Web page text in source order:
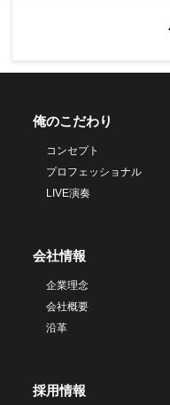
俺のこだわり
コンセプト
プロフェッショナル
LIVE演奏
会社情報
企業理念
会社概要
沿革
採用情報